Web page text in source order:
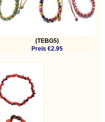
(TEBG5)
Preis €2.95